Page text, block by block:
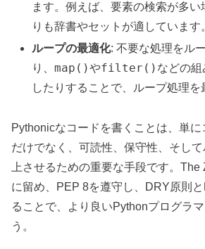
ます。例えば、要素の検索が多い
りも辞書やセットが適しています
ループの最適化: 不要な処理をル
り、map()やfilter() などの組
したりすることで、ループ処理を
Pythonicなコードを書くことは、単
だけでなく、可読性、保守性、そし
上させるための重要な手段です。
に留め、PEP 8を遵守し、DRY原則
ることで、より良いPythonプログラ
う。